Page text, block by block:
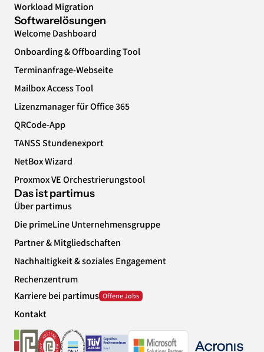
Workload Migration
Softwarelösungen
Welcome Dashboard
Onboarding & Offboarding Tool
Terminanfrage-Webseite
Mailbox Access Tool
Lizenzmanager für Office 365
QRCode-App
TANSS Stundenexport
NetBox Wizard
Proxmox VE Orchestrierungstool
Das ist partimus
Über partimus
Die primeLine Unternehmensgruppe
Partner & Mitgliedschaften
Nachhaltigkeit & soziales Engagement
Rechenzentrum
Karriere bei partimus
Kontakt